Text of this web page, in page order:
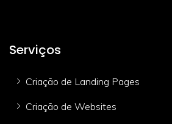
Serviços
Criação de Landing Pages
Criação de Websites